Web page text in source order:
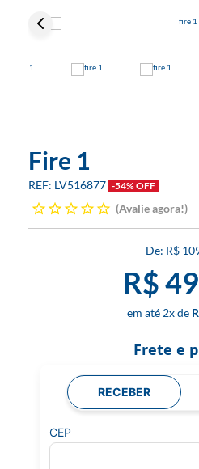
Fire 1
LV516877 -54% OFF
Avalie agora!
R$
R$
2x
Frete e
RECEBER
CEP